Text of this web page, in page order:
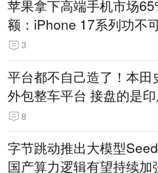
苹果拿下高端手机市场
额：iPhone 17系列功不
3
平台都不自己造了！本田
外包整车平台 接盘的是
8
字节跳动推出大模型
国产算力逻辑有望持续加